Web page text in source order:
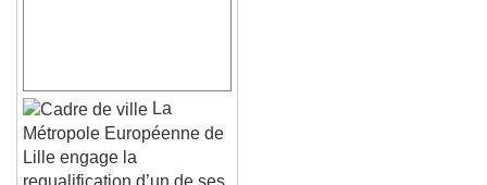
Reset
Done
Close Modal Dialog
La
Métropole Européenne de
Lille engage la